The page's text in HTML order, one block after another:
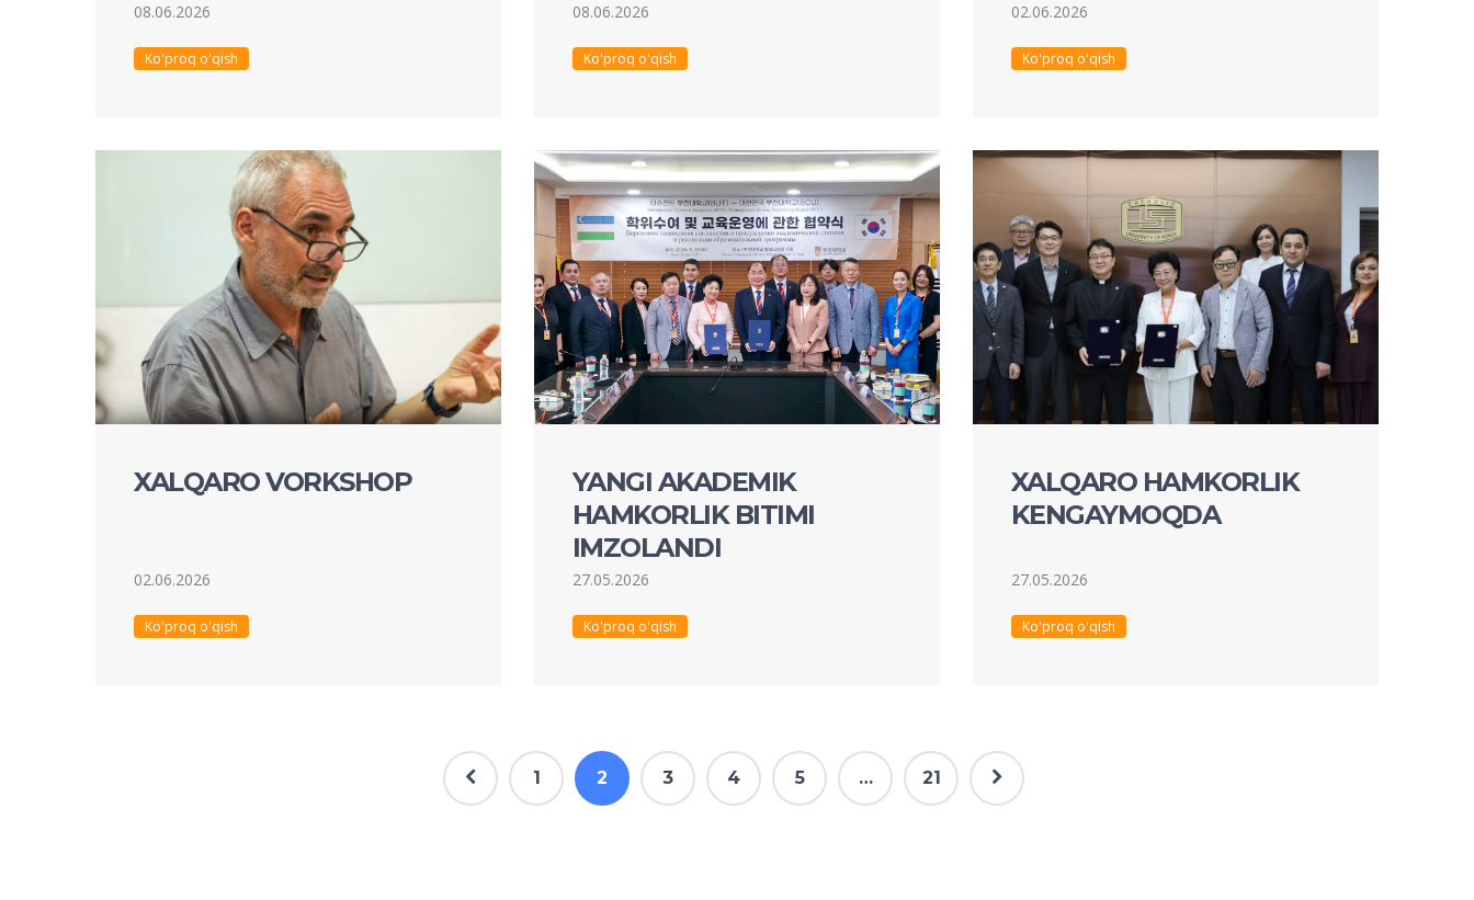
08.06.2026
Ko'proq o'qish
08.06.2026
Ko'proq o'qish
02.06.2026
Ko'proq o'qish
XALQARO VORKSHOP
02.06.2026
Ko'proq o'qish
YANGI AKADEMIK
HAMKORLIK BITIMI
IMZOLANDI
27.05.2026
Ko'proq o'qish
XALQARO HAMKORLIK
KENGAYMOQDA
27.05.2026
Ko'proq o'qish
1 2 3 4 5 … 21